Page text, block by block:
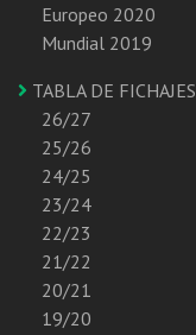
Europeo 2020
Mundial 2019
TABLA DE FICHAJES
26/27
25/26
24/25
23/24
22/23
21/22
20/21
19/20